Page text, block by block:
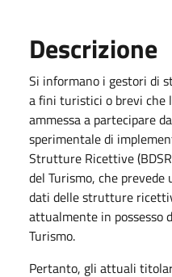
Descrizione
Si informano i gestori di
a fini turistici o brevi che
ammessa a partecipare
sperimentale di
Strutture Ricettive
del Turismo, che prevede
dati delle strutture
attualmente in possesso
Turismo.
Pertanto, gli attuali